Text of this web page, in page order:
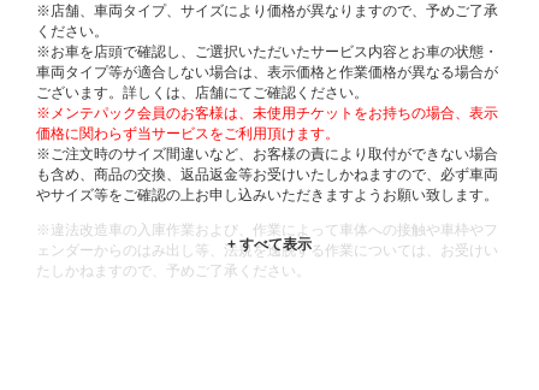
※店舗、車両タイプ、サイズにより価格が異なりますので、予めご了承
ください。
※お車を店頭で確認し、ご選択いただいたサービス内容とお車の状態・
車両タイプ等が適合しない場合は、表示価格と作業価格が異なる場合が
ございます。詳しくは、店舗にてご確認ください。
※メンテパック会員のお客様は、未使用チケットをお持ちの場合、表示
価格に関わらず当サービスをご利用頂けます。
※ご注文時のサイズ間違いなど、お客様の責により取付ができない場合
も含め、商品の交換、返品返金等お受けいたしかねますので、必ず車両
やサイズ等をご確認の上お申し込みいただきますようお願い致します。
※違法改造車の入庫作業および、作業によって車体への接触や車枠やフ
ェンダーからのはみ出し等、法規を逸脱する作業については、お受けい
たしかねますので、予めご了承ください。